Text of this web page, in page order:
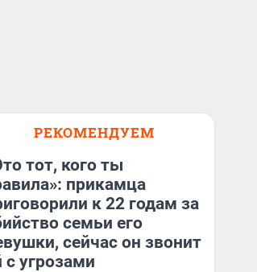
РЕКОМЕНДУЕМ
тот, кого ты
прикамца
к 22 годам за
семьи его
сейчас он звонит
с угрозами